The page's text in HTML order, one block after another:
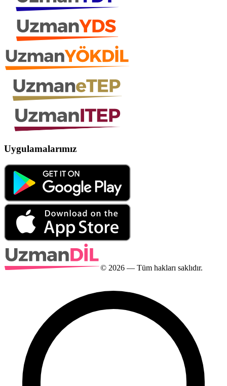
Uygulamalarımız
© 2026 — Tüm hakları saklıdır.